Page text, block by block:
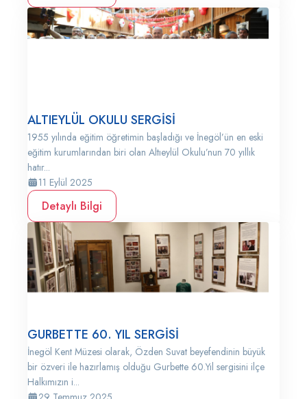
ALTIEYLÜL OKULU SERGİSİ
1955 yılında eğitim öğretimin başladığı ve İnegöl’ün en eski
eğitim kurumlarından biri olan Altıeylül Okulu’nun 70 yıllık
hatır...
11 Eylül 2025
Detaylı Bilgi
GURBETTE 60. YIL SERGİSİ
İnegöl Kent Müzesi olarak, Özden Suvat beyefendinin büyük
bir özveri ile hazırlamış olduğu Gurbette 60.Yıl sergisini ilçe
Halkımızın i...